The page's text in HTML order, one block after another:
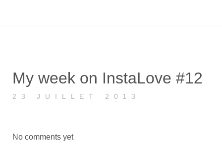
My week on InstaLove #12
23 JUILLET 2013
No comments yet